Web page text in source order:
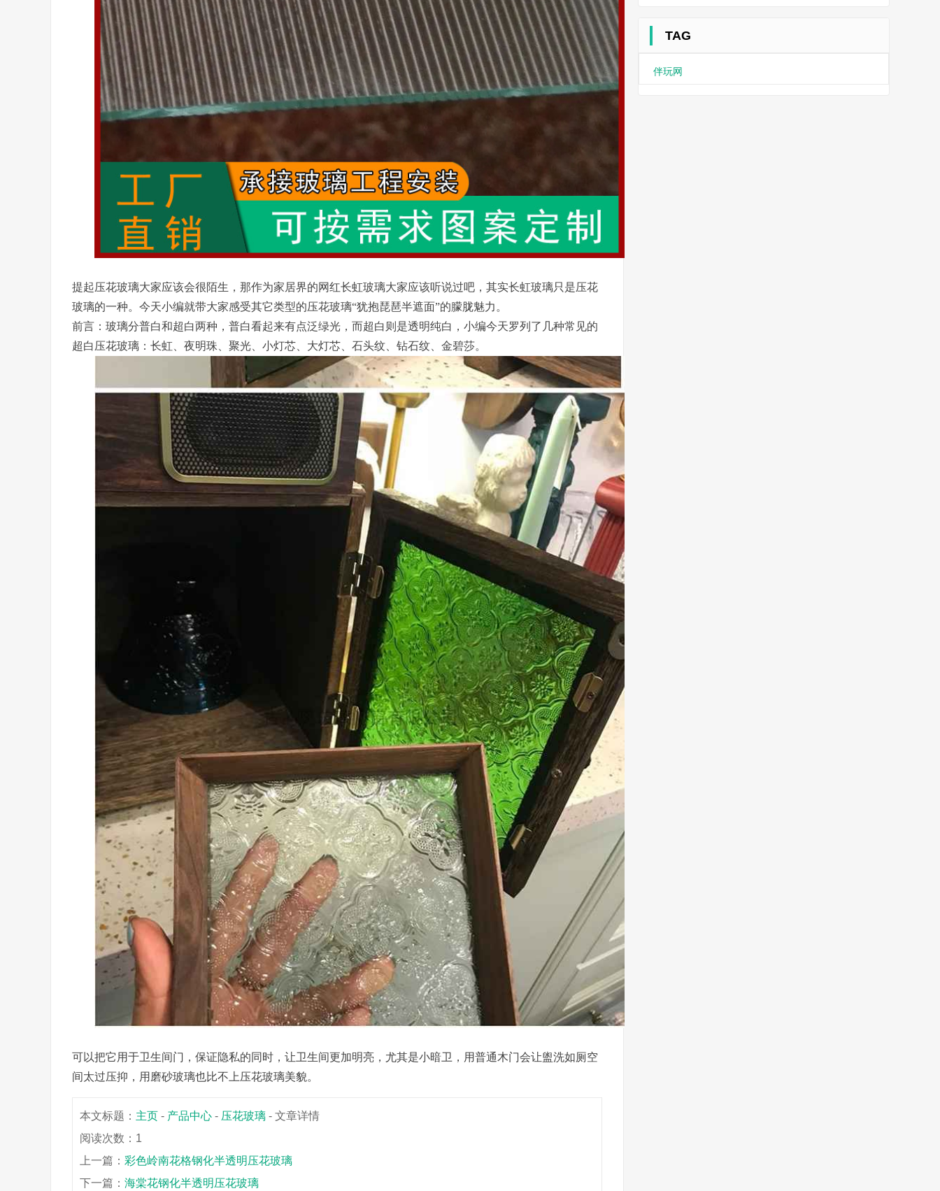
提起压花玻璃大家应该会很陌生，那作为家居界的网红长虹玻璃大家应该听说过吧，其实长虹玻璃只是压花
玻璃的一种。今天小编就带大家感受其它类型的压花玻璃“犹抱琵琶半遮面”的朦胧魅力。
前言：玻璃分普白和超白两种，普白看起来有点泛绿光，而超白则是透明纯白，小编今天罗列了几种常见的
超白压花玻璃：长虹、夜明珠、聚光、小灯芯、大灯芯、石头纹、钻石纹、金碧莎。
可以把它用于卫生间门，保证隐私的同时，让卫生间更加明亮，尤其是小暗卫，用普通木门会让盥洗如厕空
间太过压抑，用磨砂玻璃也比不上压花玻璃美貌。
本文标题： 主页 - 产品中心 - 压花玻璃 - 文章详情
阅读次数：1
上一篇： 彩色岭南花格钢化半透明压花玻璃
下一篇： 海棠花钢化半透明压花玻璃
TAG
伴玩网